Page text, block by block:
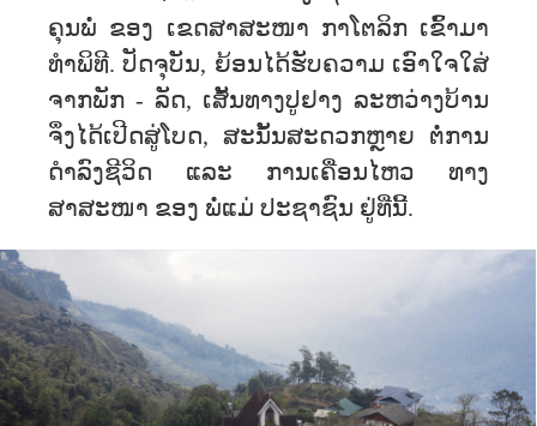
ຄຸນພໍ່ ຂອງ ເຂດສາສະໜາ ກາ​ໂຕລິກ ເຂົ້າມາ
ທຳພິທີ. ປັດຈຸບັນ, ຍ້ອນໄດ້ຮັບຄວາມ ເອົາໃຈໃສ່
ຈາກພັກ - ລັດ, ເສັ້ນທາງປູຢາງ ລະຫວ່າງບ້ານ
ຈຶ່ງໄດ້ເປີດສູ່ໂບດ, ສະນັ້ນສະດວກຫຼາຍ ຕໍ່ການ
ດຳລົງຊີວິດ ແລະ ການເຄື່ອນໄຫວ ທາງ
ສາສະໜາ ຂອງ ພໍ່ແມ່ ປະຊາຊົນ ຢູ່ທີ່ນີ້.